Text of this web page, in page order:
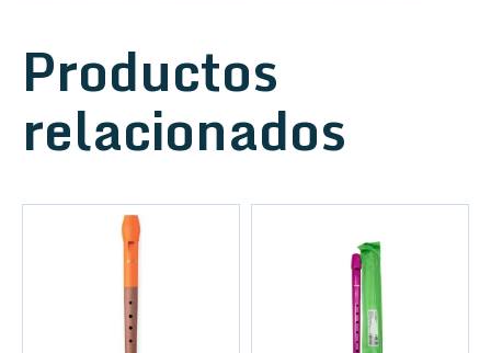
Productos
relacionados